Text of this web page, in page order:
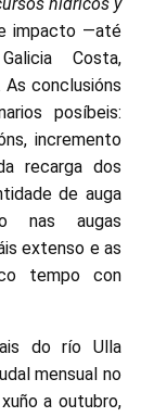
hídricos y
impacto —até
Costa,
conclusións
posíbeis:
incremento
recarga dos
de auga
nas augas
extenso e as
tempo con
do río Ulla
mensual no
a outubro,